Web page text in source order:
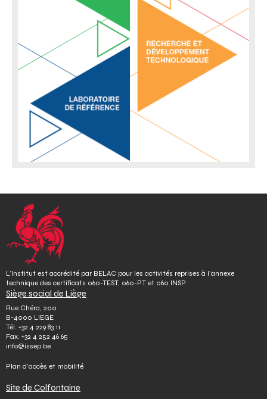
L’Institut est accrédité par BELAC pour les activités reprises à l’annexe
technique des certificats 060-TEST, 060-PT et 060 INSP
Siège social de Liège
Rue Chéra, 200
B-4000 LIEGE
Tél. +32 4 229 83 11
Fax. +32 4 252 46 65
info@issep.be
Plan d’accès et mobilité
Site de Colfontaine